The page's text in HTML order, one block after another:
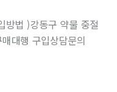
방법 )강동구 약물 중절
대행 구입상담문의